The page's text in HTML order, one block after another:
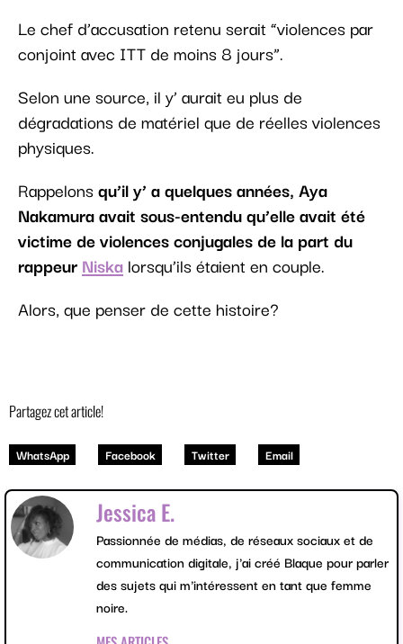
Le chef d’accusation retenu serait “violences par
conjoint avec ITT de moins 8 jours”.
Selon une source, il y’ aurait eu plus de
dégradations de matériel que de réelles violences
physiques.
Rappelonsqu’il y’ a quelques années, Aya
Nakamura avait sous-entendu qu’elle avait été
victime de violences conjugales de la part du
rappeur Niska lorsqu’ils étaient en couple.
Alors, que penser de cette histoire?
Partagez cet article!
WhatsApp Facebook Twitter Email
Jessica E.
Passionnée de médias, de réseaux sociaux et de
communication digitale, j'ai créé Blaque pour parler
des sujets qui m'intéressent en tant que femme
noire.